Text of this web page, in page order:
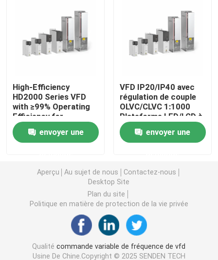
commande variable de fréquence de vfd
Inverseur de fréquence de vecteur
Inverseur de fréquence de VFD
Appareil à fréquence variable pour grue
Station de recharge de véhicules électriques à
Optimisateur solaire
High-Efficiency
HD2000 Series VFD
with ≥99% Operating
Efficiency for
Industrial Motor
Drives envoyer une
VFD IP20/IP40 avec
régulation de couple
OLVC/CLVC 1:1000
Plateforme LED/LCD à
plage de vitesse
envoyer une
Aperçu Au sujet de nous
Contactez-nous
Desktop Site
Plan du site
Politique en matière de protection de la vie privée
Qualitécommande variable de fréquence de vfd
Usine De Chine.Copyright © 2025 SENDEN TECH